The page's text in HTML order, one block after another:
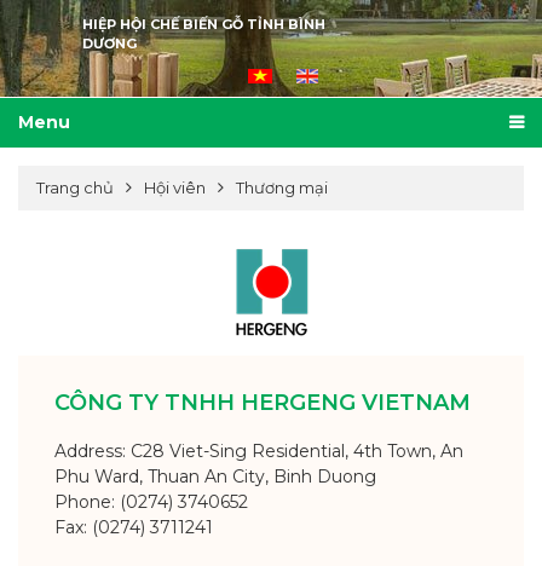
HIỆP HỘI CHẾ BIẾN GỖ TỈNH BÌNH
DƯƠNG
Menu
Trang chủ Hội viên Thương mại
CÔNG TY TNHH HERGENG VIETNAM
Address: C28 Viet-Sing Residential, 4th Town, An
Phu Ward, Thuan An City, Binh Duong
Phone: (0274) 3740652
Fax: (0274) 3711241